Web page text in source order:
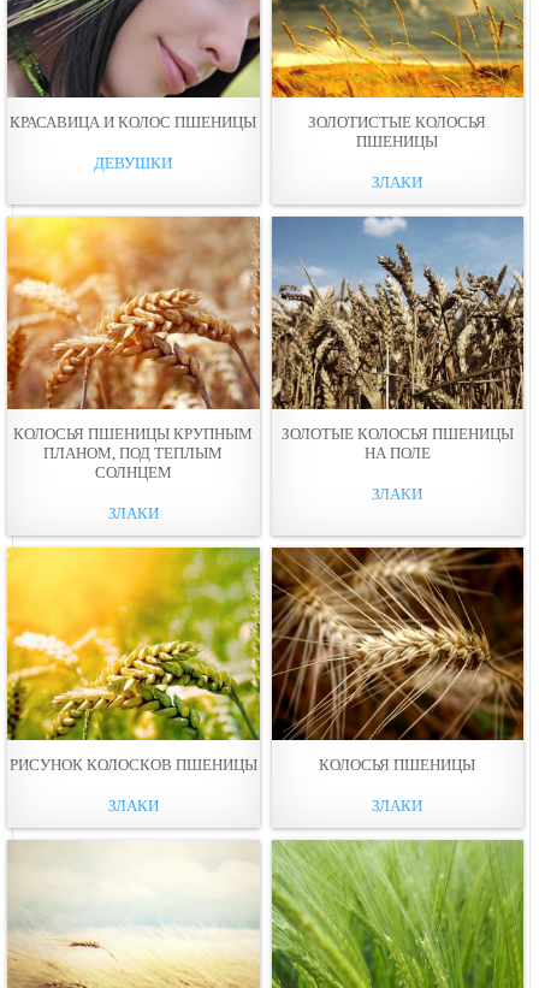
КРАСАВИЦА И КОЛОС ПШЕНИЦЫ
ДЕВУШКИ
ЗОЛОТИСТЫЕ КОЛОСЬЯ
ПШЕНИЦЫ
ЗЛАКИ
КОЛОСЬЯ ПШЕНИЦЫ КРУПНЫМ
ПЛАНОМ, ПОД ТЕПЛЫМ
СОЛНЦЕМ
ЗЛАКИ
ЗОЛОТЫЕ КОЛОСЬЯ ПШЕНИЦЫ
НА ПОЛЕ
ЗЛАКИ
РИСУНОК КОЛОСКОВ ПШЕНИЦЫ
ЗЛАКИ
КОЛОСЬЯ ПШЕНИЦЫ
ЗЛАКИ